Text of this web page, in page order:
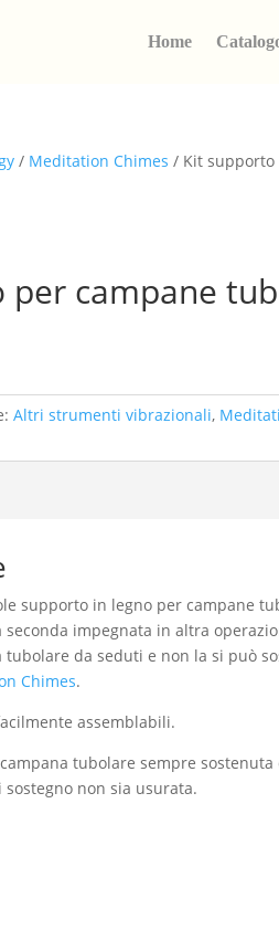
Home
/ Meditation Chimes / Kit supporto
per campane
Altri strumenti vibrazionali,
supporto in legno per campane
seconda impegnata in altra
tubolare da seduti e non la si può
Chimes.
assemblabili.
campana tubolare sempre
non sia usurata.